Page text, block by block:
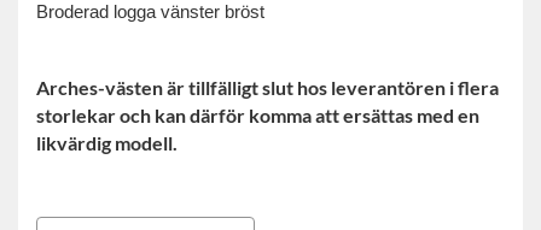
Broderad logga vänster bröst
Arches-västen är tillfälligt slut hos leverantören i flera
storlekar och kan därför komma att ersättas med en
likvärdig modell.